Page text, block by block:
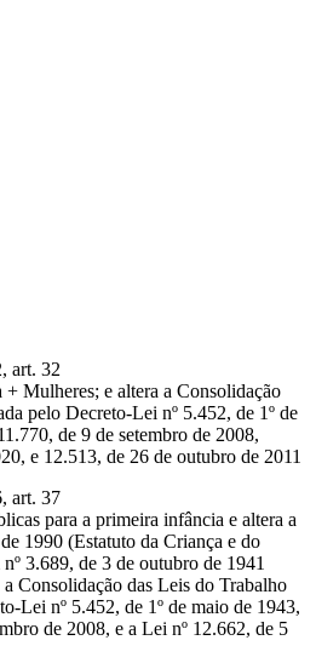
art. 32
Mulheres; e altera a Consolidação
pelo Decreto-Lei nº 5.452, de 1º de
de 9 de setembro de 2008,
e 12.513, de 26 de outubro de 2011
art. 37
para a primeira infância e altera a
1990 (Estatuto da Criança e do
3.689, de 3 de outubro de 1941
Consolidação das Leis do Trabalho
Lei nº 5.452, de 1º de maio de 1943,
de 2008, e a Lei nº 12.662, de 5